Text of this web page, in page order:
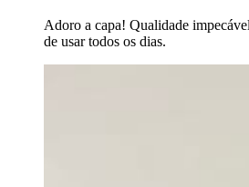
Adoro a capa! Qualidade
de usar todos os dias.